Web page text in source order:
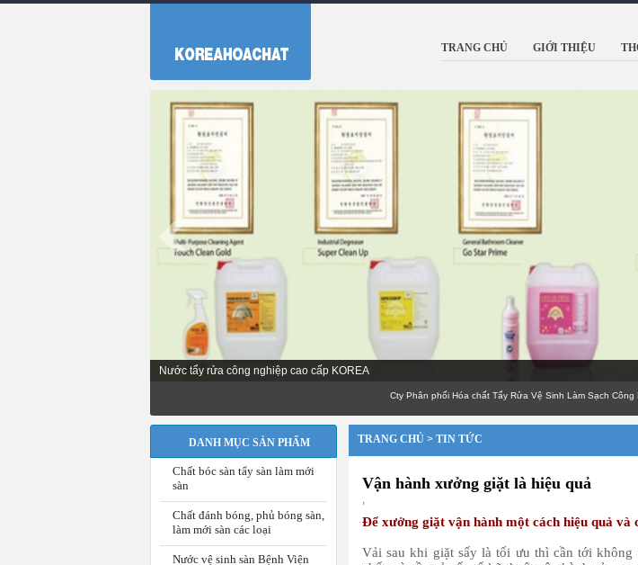
TRANG CHỦ GIỚI THIỆU
Nước tẩy rửa công nghiệp cao cấp KOREA
Cty Phân phối Hóa chất Tẩy Rửa Vệ Sinh Làm Sạch Công
DANH MỤC SẢN PHẨM
Chất bóc sàn tẩy sàn làm mới
sàn
Chất đánh bóng, phủ bóng sàn,
làm mới sàn các loại
Nước vệ sinh sàn Bệnh Viện
TRANG CHỦ > TIN TỨC
Vận hành xưởng giặt là hiệu quả
,
Để xưởng giặt vận hành một cách hiệu quả và
Vải sau khi giặt sấy là tối ưu thì cần tới